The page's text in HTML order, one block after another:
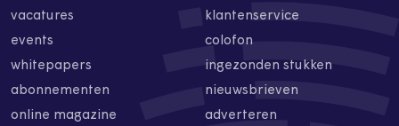
vacatures
events
whitepapers
abonnementen
online magazine
klantenservice
colofon
ingezonden stukken
nieuwsbrieven
adverteren